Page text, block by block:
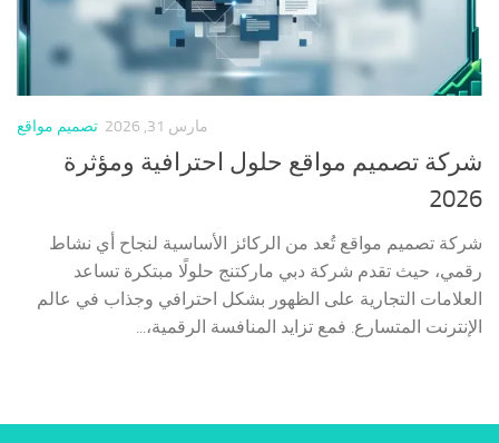
تصميم مواقع مارس 31, 2026
شركة تصميم مواقع حلول احترافية ومؤثرة
2026
شركة تصميم مواقع تُعد من الركائز الأساسية لنجاح أي نشاط
رقمي، حيث تقدم شركة دبي ماركتنج حلولًا مبتكرة تساعد
العلامات التجارية على الظهور بشكل احترافي وجذاب في عالم
الإنترنت المتسارع. فمع تزايد المنافسة الرقمية،...